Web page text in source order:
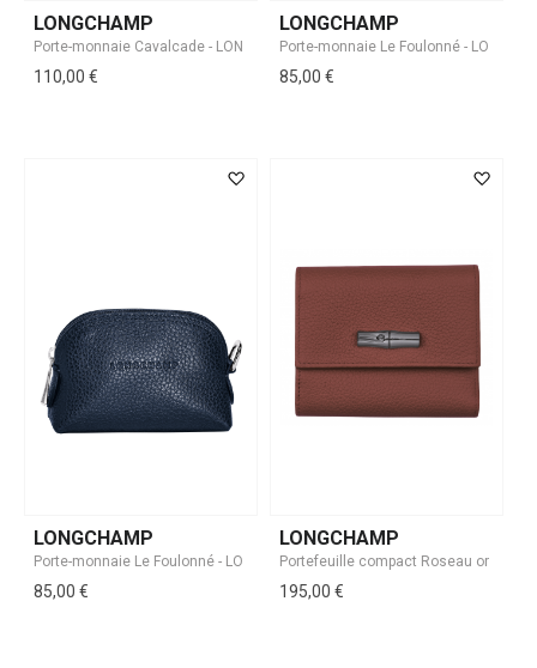
LONGCHAMP
110,00 €
LONGCHAMP
85,00 €
LONGCHAMP
85,00 €
LONGCHAMP
195,00 €